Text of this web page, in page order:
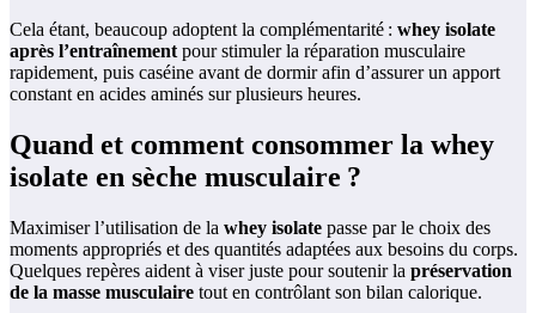
Cela étant, beaucoup adoptent la complémentarité : whey isolate
après l’entraînement pour stimuler la réparation musculaire
rapidement, puis caséine avant de dormir afin d’assurer un apport
constant en acides aminés sur plusieurs heures.
Quand et comment consommer la whey
isolate en sèche musculaire ?
Maximiser l’utilisation de la whey isolate passe par le choix des
moments appropriés et des quantités adaptées aux besoins du corps.
Quelques repères aident à viser juste pour soutenir la préservation
de la masse musculaire tout en contrôlant son bilan calorique.